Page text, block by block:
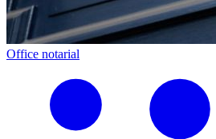
Office notarial